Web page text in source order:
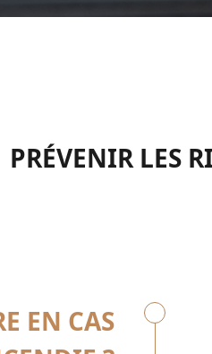
PRÉVENIR LES
EN CAS